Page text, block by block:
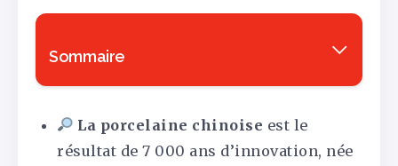
Sommaire
La porcelaine chinoise est le
résultat de 7 000 ans d’innovation, née